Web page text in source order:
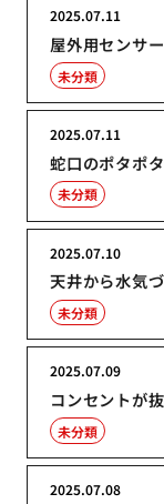
屋外用センサ
2025.07.11
未分類
蛇口のポタポ
2025.07.11
未分類
天井から水気
2025.07.10
未分類
コンセントが
2025.07.09
未分類
2025.07.08